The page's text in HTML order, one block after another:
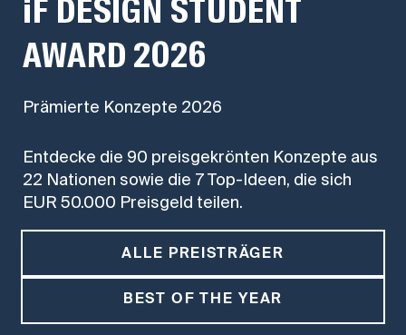
iF DESIGN STUDENT
AWARD 2026
Prämierte Konzepte 2026
Entdecke die 90 preisgekrönten Konzepte aus
22 Nationen sowie die 7 Top-Ideen, die sich
EUR 50.000 Preisgeld teilen.
ALLE PREISTRÄGER
BEST OF THE YEAR